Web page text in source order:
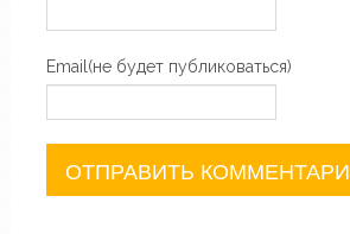
Email(не будет публиковаться)